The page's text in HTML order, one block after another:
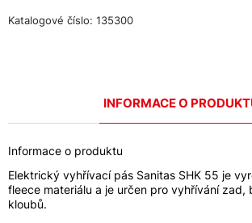
Katalogové číslo: 135300
INFORMACE O
Informace o produktu
Elektrický vyhřívací pás Sanitas SHK 55 je
fleece materiálu a je určen pro vyhřívání zad,
kloubů.